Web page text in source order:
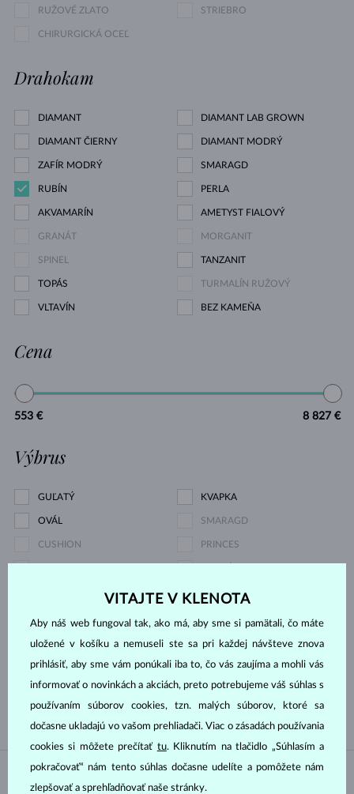
RUŽOVÉ ZLATO STRIEBRO
CHIRURGICKÁ OCEĽ
Drahokam
DIAMANT DIAMANT LAB GROWN
DIAMANT ČIERNY DIAMANT MODRÝ
ZAFÍR MODRÝ SMARAGD
RUBÍN PERLA
AKVAMARÍN AMETYST FIALOVÝ
GRANÁT MORGANIT
SPINEL TANZANIT
TOPÁS TURMALÍN RUŽOVÝ
VLTAVÍN BEZ KAMEŇA
Cena
553 € 8 827 €
Výbrus
GUĽATÝ KVAPKA
OVÁL SMARAGD
CUSHION PRINCES
ASSCHER
Druh perly
TAHITSKÁ JUŽNÉHO PACIFIKU
VITAJTE V KLENOTA
Aby náš web fungoval tak, ako má, aby sme si pamätali, čo máte
uložené v košíku a nemuseli ste sa pri každej návšteve znova
prihlásiť, aby sme vám ponúkali iba to, čo vás zaujíma a mohli vás
informovať o novinkách a akciách, preto potrebujeme váš súhlas s
používaním súborov cookies, tzn. malých súborov, ktoré sa
dočasne ukladajú vo vašom prehliadači. Viac o zásadách používania
cookies si môžete prečítať tu. Kliknutím na tlačidlo „Súhlasím a
pokračovať“ nám tento súhlas dočasne udelíte a pomôžete nám
zlepšovať a sprehľadňovať naše stránky.